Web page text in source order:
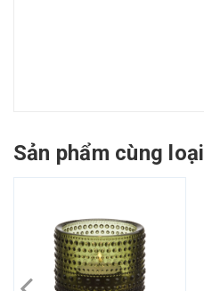
Sản phẩm cùng loại